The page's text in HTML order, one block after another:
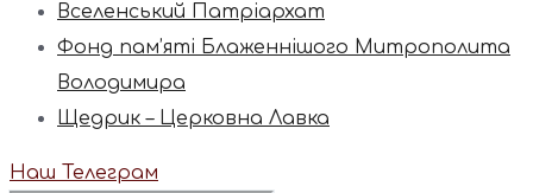
Вселенський Патріархат
Фонд пам’яті Блаженнішого Митрополита
Володимира
Щедрик – Церковна Лавка
Наш Телеграм